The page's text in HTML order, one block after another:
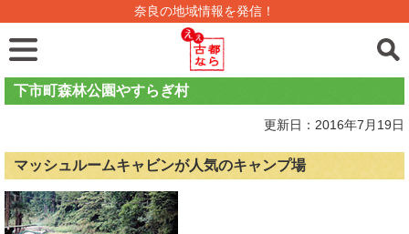
奈良の地域情報を発信！
下市町森林公園やすらぎ村
更新日：2016年7月19日
マッシュルームキャビンが人気のキャンプ場